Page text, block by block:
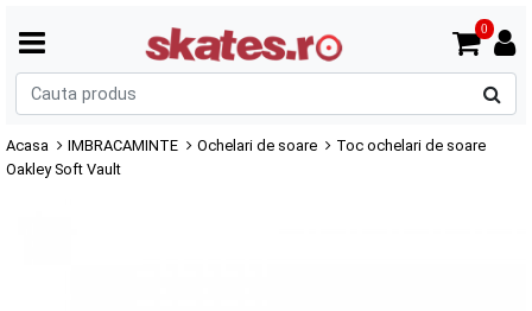
0
Acasa IMBRACAMINTE Ochelari de soare
Toc ochelari de soare
Oakley Soft Vault